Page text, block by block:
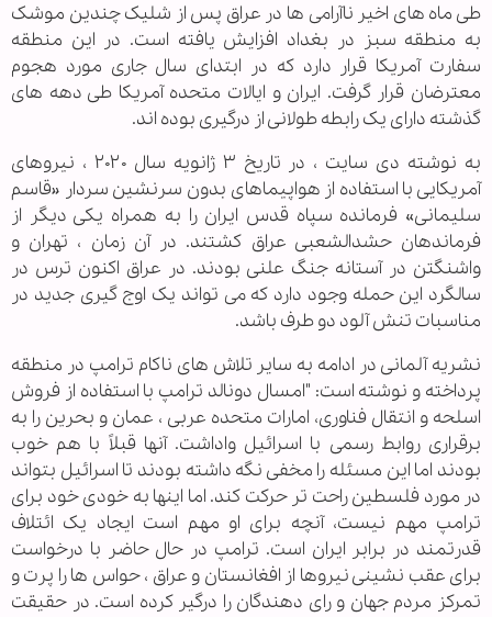
طی ماه های اخیر ناآرامی ها در عراق پس از شلیک چندین موشک
به منطقه سبز در بغداد افزایش یافته است. در این منطقه
سفارت آمریکا قرار دارد که در ابتدای سال جاری مورد هجوم
معترضان قرار گرفت. ایران و ایالات متحده آمریکا طی دهه های
گذشته دارای یک رابطه طولانی از درگیری بوده اند.
به نوشته دی سایت ،‌ در تاریخ ۳ ژانویه سال ۲۰۲۰ ، نیروهای
آمریکایی با استفاده از هواپیماهای بدون سرنشین سردار «قاسم
سلیمانی» فرمانده سپاه قدس ایران را به همراه یکی دیگر از
فرماندهان حشدالشعبی عراق کشتند. در آن زمان ، تهران و
واشنگتن در آستانه جنگ علنی بودند. در عراق اکنون ترس در
سالگرد این حمله وجود دارد که می تواند یک اوج گیری جدید در
مناسبات تنش آلود دو طرف باشد.
نشریه آلمانی در ادامه به سایر تلاش های ناکام ترامپ در منطقه
پرداخته و نوشته است:‌ "امسال دونالد ترامپ با استفاده از فروش
اسلحه و انتقال فناوری، امارات متحده عربی ، عمان و بحرین را به
برقراری روابط رسمی با اسرائیل واداشت. آنها قبلاً با هم خوب
بودند اما این مسئله را مخفی نگه داشته بودند تا اسرائیل بتواند
در مورد فلسطین راحت تر حرکت کند. اما اینها به خودی خود برای
ترامپ مهم نیست، آنچه برای او مهم است ایجاد یک ائتلاف
قدرتمند در برابر ایران است. ترامپ در حال حاضر با درخواست
برای عقب نشینی نیروها از افغانستان و عراق ، حواس ها را پرت و
تمرکز مردم جهان و رای دهندگان را درگیر کرده است. در حقیقت